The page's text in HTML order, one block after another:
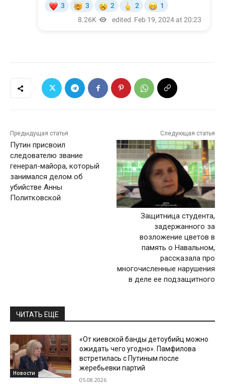
Предыдущая статья
Путин присвоил
следователю звание
генерал-майора, который
занимался делом об
убийстве Анны
Политковской
Следующая статья
Защитница студента,
задержанного за
возложение цветов в
память о Навальном,
рассказала про
многочисленные нарушения
в деле ее подзащитного
ЧИТАТЬ ЕЩЕ
Новости
«От киевской банды детоубийц можно
ожидать чего угодно». Памфилова
встретилась с Путиным после
жеребьевки партий
05.08.2026